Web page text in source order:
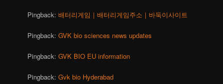
Pingback:배터리게임｜배터리게임주소｜바둑이사이트
Pingback:GVK bio sciences news updates
Pingback:GVK BIO EU information
Pingback:Gvk bio Hyderabad